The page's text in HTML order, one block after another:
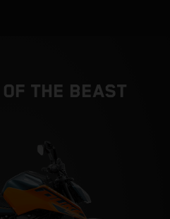
THE BEAST